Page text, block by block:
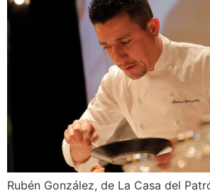
Rubén González, de La Casa del